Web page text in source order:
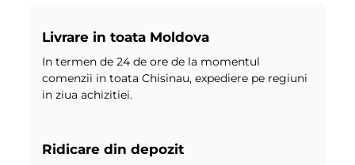
Livrare in toata Moldova
In termen de 24 de ore de la momentul
comenzii in toata Chisinau, expediere pe regiuni
in ziua achizitiei.
Ridicare din depozit